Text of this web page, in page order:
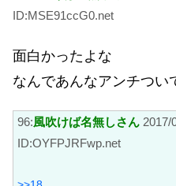
ID:MSE91ccG0.net
面白かったよな
なんであんなアンチつい
96:風吹けば名無しさん 2017/
ID:OYFPJRFwp.net